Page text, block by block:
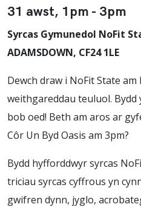
31 awst, 1pm - 3pm
Syrcas Gymunedol NoFit
ADAMSDOWN, CF24 1LE
Dewch draw i NoFit State
weithgareddau teuluol. Bydd
bob oed! Beth am aros ar
Côr Un Byd Oasis am 3pm?
Bydd hyfforddwyr syrcas
triciau syrcas cyffrous yn
gwifren dynn, jyglo,